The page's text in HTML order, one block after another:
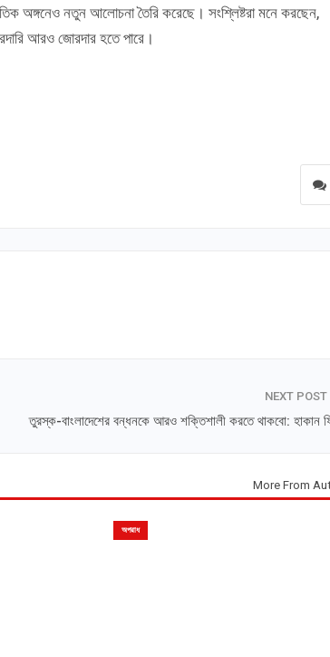
অঙ্গনেও নতুন আলোচনা তৈরি করেছে। সংশ্লিষ্টরা মনে করছেন,
আরও জোরদার হতে পারে।
NEXT POST
তুরস্ক-বাংলাদেশের বন্ধনকে আরও শক্তিশালী করতে থাকবো: হাকান
More From
অপরাধ